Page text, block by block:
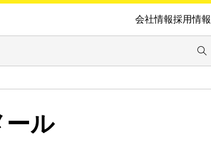
会社情報採用情報
ール